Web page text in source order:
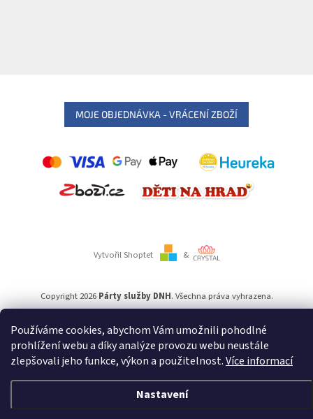
Používáme cookies, abychom Vám umožnili pohodlné
prohlížení webu a díky analýze provozu webu neustále
zlepšovali jeho funkce, výkon a použitelnost.Více informací
Nastavení
MOJE OBJEDNÁVKA - VRÁCENÍ ZBOŽÍ
Vytvořil Shoptet &
Copyright 2026 Párty služby DNH. Všechna práva vyhrazena.
Používámeověření věku Adulto